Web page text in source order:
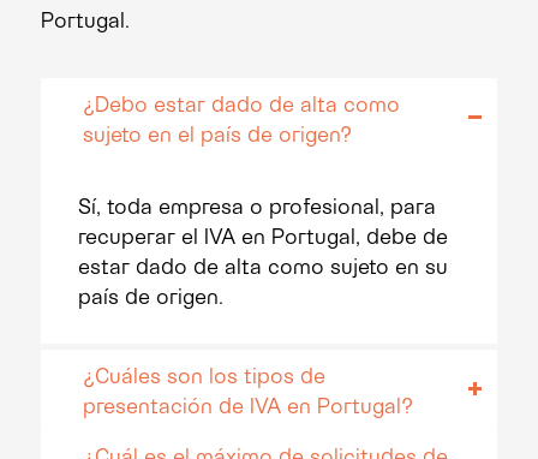
Portugal.
¿Debo estar dado de alta como
sujeto en el país de origen?
Sí, toda empresa o profesional, para
recuperar el IVA en Portugal, debe de
estar dado de alta como sujeto en su
país de origen.
¿Cuáles son los tipos de
presentación de IVA en Portugal?